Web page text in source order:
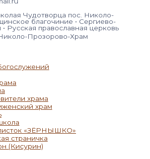
Чудотворца пос. Николо-
благочиние • Сергиево-
Русская православная церковь
храма
храм
«ЗЁРНЫШКО»
страничка
(Кисурин)